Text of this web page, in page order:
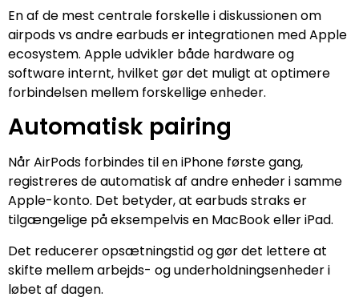
En af de mest centrale forskelle i diskussionen om
airpods vs andre earbuds er integrationen med Apple
ecosystem. Apple udvikler både hardware og
software internt, hvilket gør det muligt at optimere
forbindelsen mellem forskellige enheder.
Automatisk pairing
Når AirPods forbindes til en iPhone første gang,
registreres de automatisk af andre enheder i samme
Apple-konto. Det betyder, at earbuds straks er
tilgængelige på eksempelvis en MacBook eller iPad.
Det reducerer opsætningstid og gør det lettere at
skifte mellem arbejds- og underholdningsenheder i
løbet af dagen.